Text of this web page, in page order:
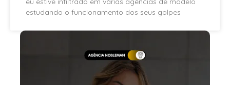
estudando o funcionamento dos seus golpes